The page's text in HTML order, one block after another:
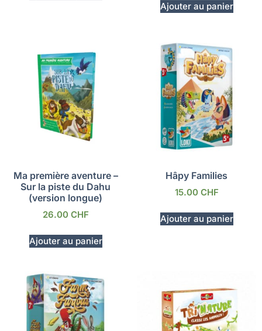
Ajouter au panier
Ma première aventure –
Sur la piste du Dahu
(version longue)
26.00 CHF
Ajouter au panier
Hâpy Families
15.00 CHF
Ajouter au panier